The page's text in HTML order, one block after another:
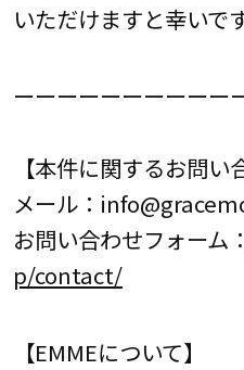
いただけますと幸いです
ーーーーーーーーーー
【本件に関するお問い
メール：
お問い合わせフォーム：
p/contact/
【EMMEについて】